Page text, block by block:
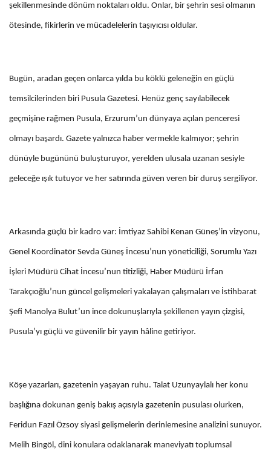
şekillenmesinde dönüm noktaları oldu. Onlar, bir şehrin sesi olmanın
ötesinde, fikirlerin ve mücadelelerin taşıyıcısı oldular.
Bugün, aradan geçen onlarca yılda bu köklü geleneğin en güçlü
temsilcilerinden biri Pusula Gazetesi. Henüz genç sayılabilecek
geçmişine rağmen Pusula, Erzurum’un dünyaya açılan penceresi
olmayı başardı. Gazete yalnızca haber vermekle kalmıyor; şehrin
dünüyle bugününü buluşturuyor, yerelden ulusala uzanan sesiyle
geleceğe ışık tutuyor ve her satırında güven veren bir duruş sergiliyor.
Arkasında güçlü bir kadro var: İmtiyaz Sahibi Kenan Güneş’in vizyonu,
Genel Koordinatör Sevda Güneş İncesu’nun yöneticiliği, Sorumlu Yazı
İşleri Müdürü Cihat İncesu’nun titizliği, Haber Müdürü İrfan
Tarakçıoğlu’nun güncel gelişmeleri yakalayan çalışmaları ve İstihbarat
Şefi Manolya Bulut’un ince dokunuşlarıyla şekillenen yayın çizgisi,
Pusula’yı güçlü ve güvenilir bir yayın hâline getiriyor.
Köşe yazarları, gazetenin yaşayan ruhu. Talat Uzunyaylalı her konu
başlığına dokunan geniş bakış açısıyla gazetenin pusulası olurken,
Feridun Fazıl Özsoy siyasi gelişmelerin derinlemesine analizini sunuyor.
Melih Bingöl, dini konulara odaklanarak maneviyatı toplumsal